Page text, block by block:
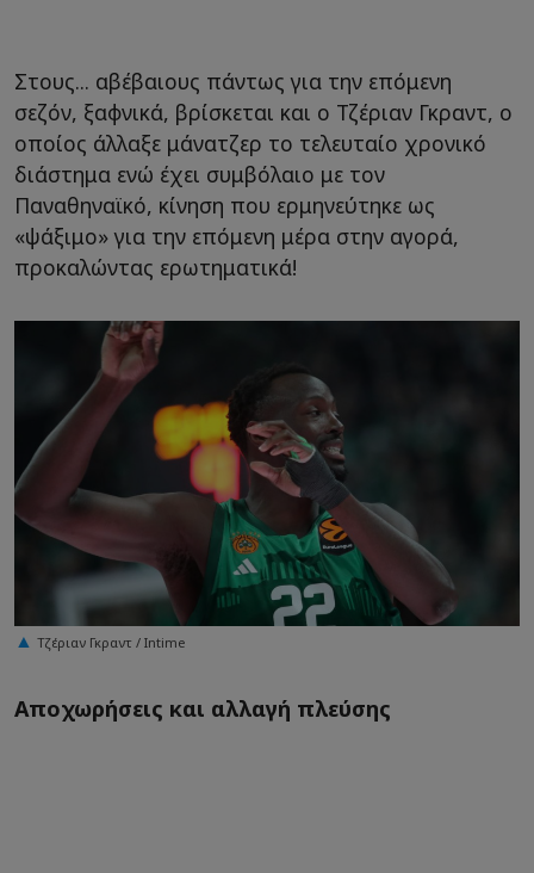
Στους... αβέβαιους πάντως για την επόμενη
σεζόν, ξαφνικά, βρίσκεται και ο Τζέριαν Γκραντ, ο
οποίος άλλαξε μάνατζερ το τελευταίο χρονικό
διάστημα ενώ έχει συμβόλαιο με τον
Παναθηναϊκό, κίνηση που ερμηνεύτηκε ως
«ψάξιμο» για την επόμενη μέρα στην αγορά,
προκαλώντας ερωτηματικά!
Τζέριαν Γκραντ / Intime
Αποχωρήσεις και αλλαγή πλεύσης